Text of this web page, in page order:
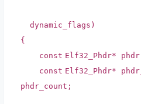
dynamic_flags)
{
const Elf32_Phdr*
const Elf32_Phdr*
phdr_count;